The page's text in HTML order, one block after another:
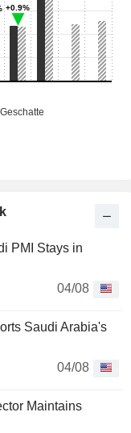
PMI Stays in
04/08
Saudi Arabia's
04/08
Maintains